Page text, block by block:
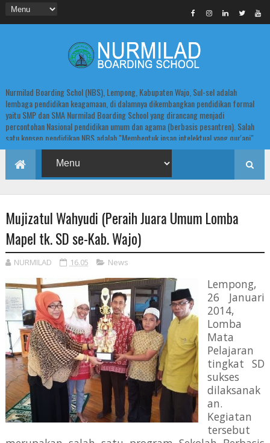
Nurmilad Boarding Schol (NBS), Lempong, Kabupaten Wajo, Sul-sel adalah
lembaga pendidikan keagamaan, di dalamnya dikembangkan pendidikan formal
yaitu SMP dan SMA Nurmilad Boarding School yang dirancang menjadi
percontohan Nasional pendidikan umum dan agama (berbasis pesantren). Salah
satu konsep pendidikan NBS adalah "Membentuk insan intelektual yang qur'ani".
Mujizatul Wahyudi (Peraih Juara Umum Lomba
Mapel tk. SD se-Kab. Wajo)
NURMILAD 16.05 News
Lempong,
26 Januari
2014,
Lomba
Mata
Pelajaran
tingkat SD
sukses
dilaksanak
an.
Kegiatan
tersebut